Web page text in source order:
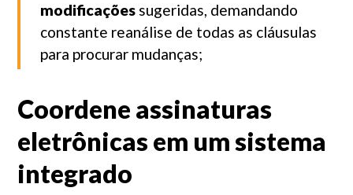
modificaçõessugeridas, demandando
constante reanálise de todas as cláusulas
para procurar mudanças;
Coordene assinaturas
eletrônicas em um sistema
integrado